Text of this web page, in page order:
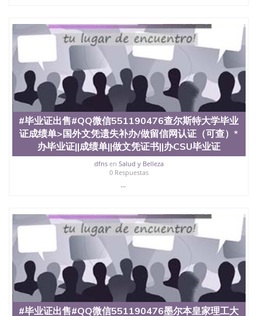
二、办理流程： 1、收集客户办理信息； 2、客户付
定金下单； 3、公司确认到账转制作点做电子图；
4、电子图做好发给客户确认； 5、电子图确认好转成
品部做成品； 6、成品做好拍照或者视频确认再付余
款； 7、快递给客户（国内顺丰，国外DHL）。 三、
真实网上可查的证明材料 1、教育部学历学位认证，
留服真实存档可查，存档。 2、留学回国人员证明
（使馆认证），使馆网站真实存档可查。 3、留信网
真实可查认证办理，存档可查，终身受用。 四、办理
流程农业科学院、艺术与建筑学院、商学院、交流学
院、地球及物质科学院、教育学院、工程学院、健康
与人类发展学院、信息工程与科学学院、人文学院、
护理学院、科学学院等。学校的教育学院排名在全美
前十名，工学院排名在前十五名，且继续攀升中。纽
学、美术、电子工程、天文学、农业、环境污染控
制、历史、电气工程、生物工程、建筑设计、工商管
理、材料科学、机械工程、航天工程、土木工程、数
学、化学、英语、社会科学、心理学、戏剧、市场营
销、机械工程、计算机科学、物理学、人工智能、商
科、金融专业 1、客户提供相关材料，确定客户办理
信息，给出操作方案； 2、补充毕业证成绩单等相关
材料； 3、留服注册申请账号，付定金； 4、预约递
交时间，公司人员陪同客户本人一起去留服递交材
#毕业证出售#QQ微信551190476查尔斯特大学毕业
证成绩单>国外文凭遗失补办/做留信网认证（可查）*
办毕业证||成绩单||做文凭证书||办CSU毕业证
dfnsen Salud y Belleza
0 Respuestas
...
#毕业证出售#QQ微信551190476墨尔本皇家理工大